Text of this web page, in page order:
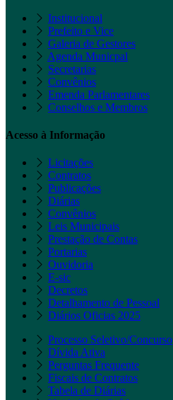
Institucional
Prefeito e Vice
Galeria de Gestores
Agenda Municpal
Secretarias
Convênios
Emenda Parlamentares
Conselhos e Membros
Acesso à Informação
Licitações
Contratos
Publicações
Diárias
Convênios
Leis Municipais
Prestação de Contas
Portarias
Ouvidoria
E-sic
Decretos
Detalhamento de Pessoal
Diários Oficias 2025
Processo Seletivo/Concurso
Dívida Ativa
Perguntas Frequente
Fiscais de Contratos
Tabela de Diárias